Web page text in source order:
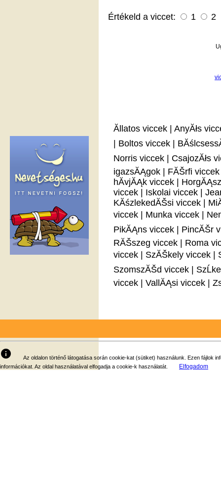
Értékeld a viccet: 1 2
Ăllatos viccek
AnyĂłs
Boltos viccek
Norris viccek
CsajozĂłs
igazsĂĄgok
FĂŠrfi viccek
hĂ­vjĂĄk viccek
viccek
Iskolai viccek
KĂśzlekedĂŠsi viccek
viccek
Munka viccek
PikĂĄns viccek
PincĂŠr
RĂŠszeg viccek
Roma
viccek
SzĂŠkely viccek
SzomszĂŠd viccek
viccek
VallĂĄsi viccek
info
Az oldalon történő látogatása során cookie-kat (sütiket) használunk. Ezen
információkat. Az oldal használatával elfogadja a cookie-k használatát.
Elfogadom